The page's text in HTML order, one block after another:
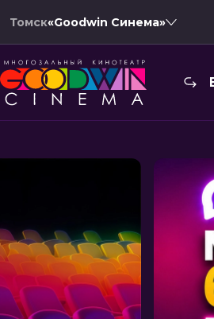
Томск«Goodwin Синема»